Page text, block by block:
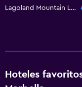
Estacionamiento
Terraza/patio
Lagoland Mountain Lake Center
Hoteles